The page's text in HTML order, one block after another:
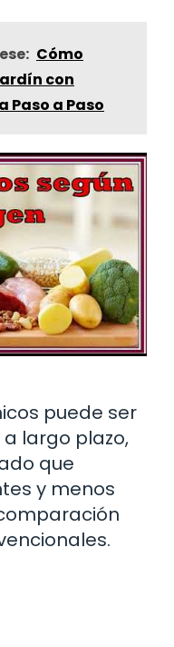
Cómo
con
Paso a Paso
puede ser
largo plazo,
que
y menos